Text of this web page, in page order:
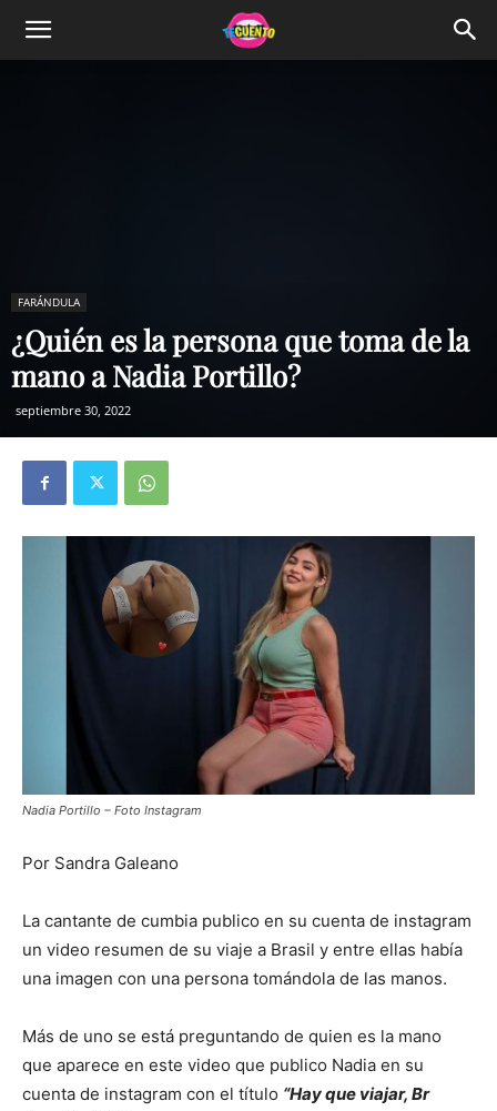
FARÁNDULA
¿Quién es la persona que toma de la
mano a Nadia Portillo?
septiembre 30, 2022
Nadia Portillo – Foto Instagram
Por Sandra Galeano
La cantante de cumbia publico en su cuenta de instagram
un video resumen de su viaje a Brasil y entre ellas había
una imagen con una persona tomándola de las manos.
Más de uno se está preguntando de quien es la mano
que aparece en este video que publico Nadia en su
cuenta de instagram con el título “Hay que viajar, Br